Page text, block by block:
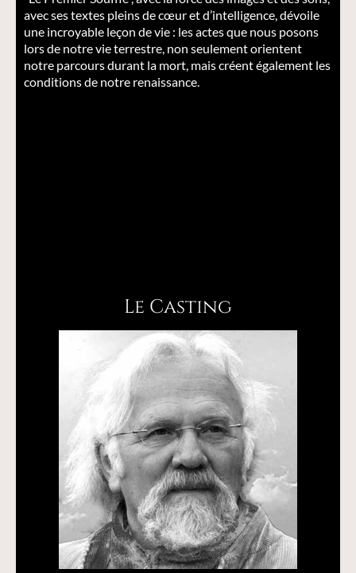
avec ses textes pleins de cœur et d’intelligence, dévoile
une incroyable leçon de vie : les actes que nous posons
lors de notre vie terrestre, non seulement orientent
notre parcours durant la mort, mais créent également les
conditions de notre renaissance.
Le Casting